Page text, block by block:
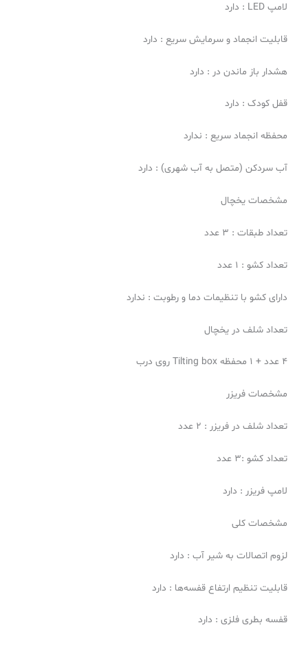
لامپ LED : دارد
قابلیت انجماد و سرمایش سریع : دارد
هشدار باز ماندن در : دارد
قفل کودک : دارد
محفظه انجماد سریع : ندارد
آب سردکن (متصل به آب شهری) : دارد
مشخصات یخچال
تعداد طبقات : ۳ عدد
تعداد کشو : ۱ عدد
دارای کشو با تنظیمات دما و رطوبت : ندارد
تعداد شلف در یخچال
۴ عدد + ۱ محفظه Tilting box روی درب
مشخصات فریزر
تعداد شلف در فریزر : ۲ عدد
تعداد کشو :۳ عدد
لامپ فریزر : دارد
مشخصات کلی
لزوم اتصالات به شیر آب : دارد
قابلیت تنظیم ارتفاع قفسه‌ها : دارد
قفسه بطری فلزی : دارد